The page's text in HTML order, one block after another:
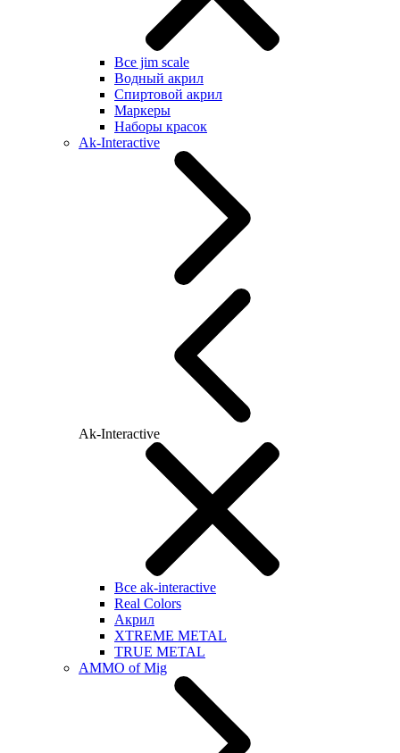
Все jim scale
Водный акрил
Спиртовой акрил
Маркеры
Наборы красок
Ak-Interactive
Ak-Interactive
Все ak-interactive
Real Colors
Акрил
XTREME METAL
TRUE METAL
AMMO of Mig